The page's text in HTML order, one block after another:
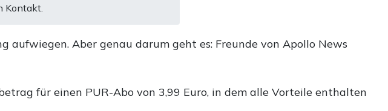
Kontakt.
Aber genau darum geht es: Freunde von Apollo News
für einen PUR-Abo von 3,99 Euro, in dem alle Vorteile enthalten